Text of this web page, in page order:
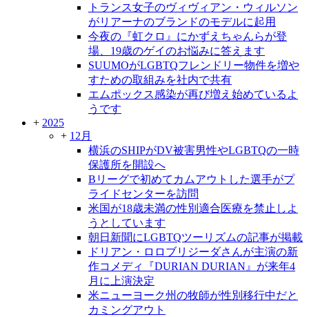
トランス女子のヴィヴィアン・ウィルソン
がリアーナのブランドのモデルに起用
今夜の『虹クロ』にかずえちゃんらが登
場、19歳のゲイのお悩みに答えます
SUUMOがLGBTQフレンドリー物件を増や
すための取組みを社内で共有
エムポックス感染が再び増え始めているよ
うです
+ 2025
+ 12月
横浜のSHIPがDV被害男性やLGBTQの一時
保護所を開設へ
Bリーグで初めてカムアウトした選手がプ
ライドセンターを訪問
米国が18歳未満の性別適合医療を禁止しよ
うとしています
朝日新聞にLGBTQツーリズムの記事が掲載
ドリアン・ロロブリジーダさんが主演の新
作コメディ『DURIAN DURIAN』が来年4
月に上演決定
米ニューヨーク州の牧師が性別移行中だと
カミングアウト